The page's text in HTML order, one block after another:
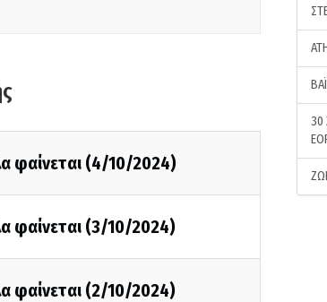
φαίνεται (4/10/2024)
φαίνεται (3/10/2024)
φαίνεται (2/10/2024)
30